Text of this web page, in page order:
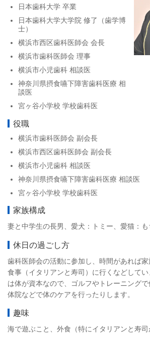
日本歯科大学 卒業
日本歯科大学大学院 修了（歯学博
士）
横浜市西区歯科医師会 会長
横浜市歯科医師会 理事
横浜市小児歯科 相談医
神奈川県摂食嚥下障害歯科医療 相
談医
宮ヶ谷小学校 学校歯科医
役職
横浜市歯科医師会 副会長
横浜市西区歯科医師会 副会長
横浜市小児歯科 相談医
神奈川県摂食嚥下障害歯科医療 相談医
宮ヶ谷小学校 学校歯科医
家族構成
妻と中学生の長男、愛犬：トミー、愛猫：も
休日の過ごし方
歯科医師会の活動に参加し、時間があれば
食事（イタリアンと寿司）に行くなどして
は体が資本なので、ゴルフやトレーニング
体院などで体のケアを行ったりします。
趣味
海で遊ぶこと、外食（特にイタリアンと寿